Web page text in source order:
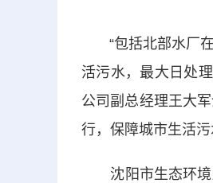
“包括北部水厂在
活污水，最大日处
公司副总经理王大
行，保障城市生活
沈阳市生态环境